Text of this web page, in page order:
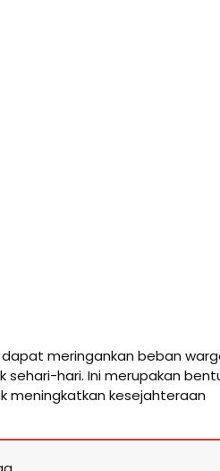
meringankan beban
sehari-hari. Ini merupakan
meningkatkan kesejahteraan